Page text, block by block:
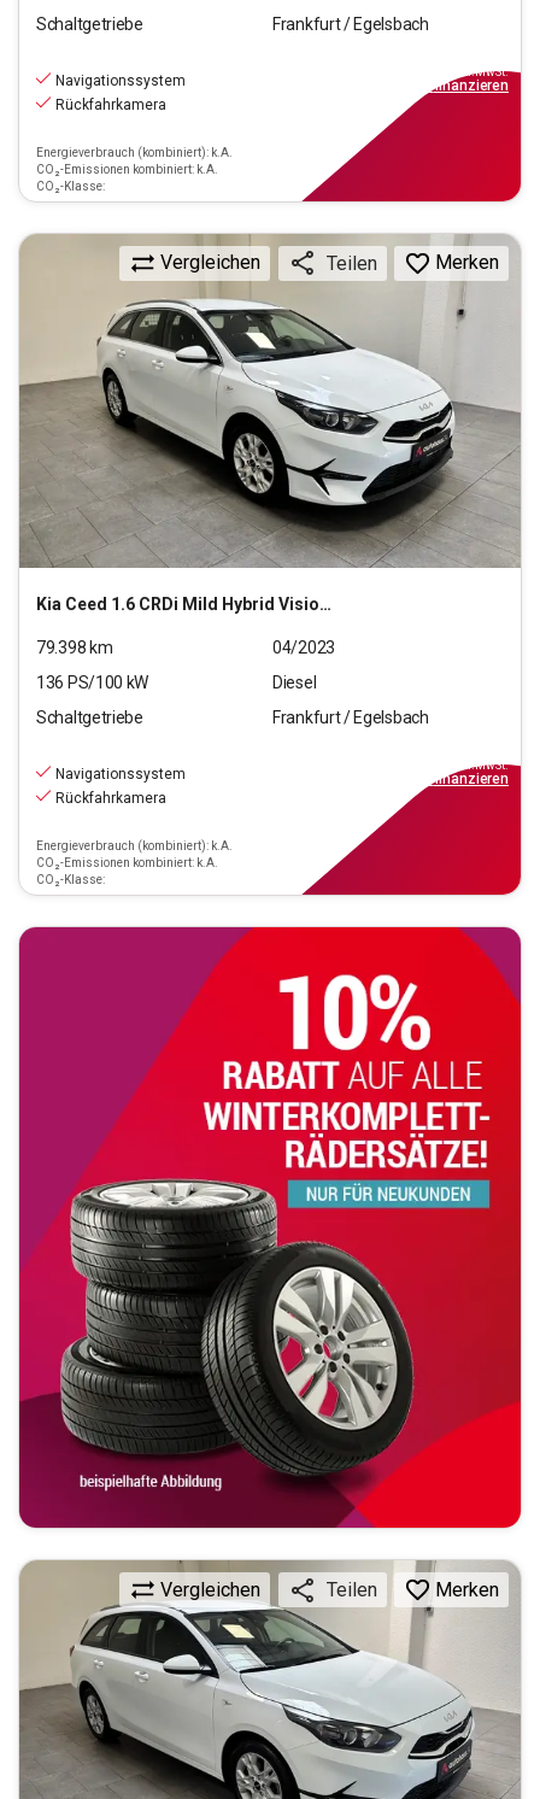
Schaltgetriebe Frankfurt / Egelsbach
Navigationssystem
Rückfahrkamera
Energieverbrauch (kombiniert): k.A.
CO₂-Emissionen kombiniert: k.A.
CO₂-Klasse:
inkl.MwSt.
finanzieren
Kia Ceed 1.6 CRDi Mild Hybrid Vision (EURO 6d)
Vergleichen Teilen Merken
79.398 km
04/2023
136 PS/100 kW
Diesel
Schaltgetriebe
Frankfurt / Egelsbach
Navigationssystem
Rückfahrkamera
Energieverbrauch (kombiniert): k.A.
CO₂-Emissionen kombiniert: k.A.
CO₂-Klasse:
inkl.MwSt.
finanzieren
Vergleichen Teilen Merken